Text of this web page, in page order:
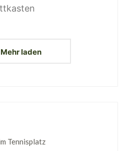
Mehr laden
Tennisplatz